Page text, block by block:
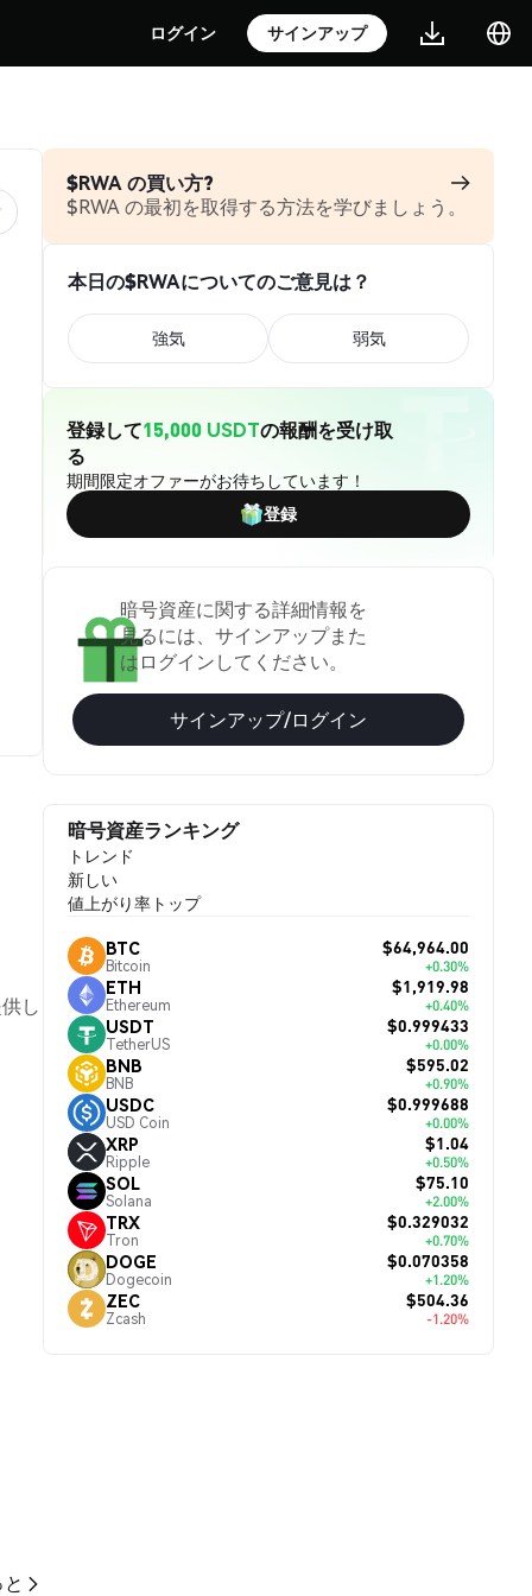
ログイン サインアップ
し
$RWA の買い方?
$RWA の最初を取得する方法を学びましょう。
本日の$RWAについてのご意見は？
強気 弱気
登録して15,000 USDTの報酬を受け取
る
期間限定オファーがお待ちしています！
登録
暗号資産に関する詳細情報を
見るには、サインアップまた
はログインしてください。
サインアップ/ログイン
暗号資産ランキング
トレンド
新しい
値上がり率トップ
BTC
Bitcoin
$64,964.00
+0.30%
ETH
Ethereum
$1,919.98
+0.40%
USDT
TetherUS
$0.999433
+0.00%
BNB
BNB
$595.02
+0.90%
USDC
USD Coin
$0.999688
+0.00%
XRP
Ripple
$1.04
+0.50%
SOL
Solana
$75.10
+2.00%
TRX
Tron
$0.329032
+0.70%
DOGE
Dogecoin
$0.070358
+1.20%
ZEC
Zcash
$504.36
-1.20%